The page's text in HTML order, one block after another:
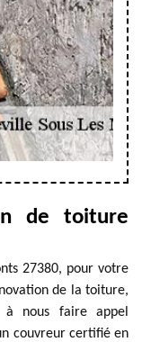
de toiture
27380, pour votre
de la toiture,
nous faire appel
couvreur certifié en